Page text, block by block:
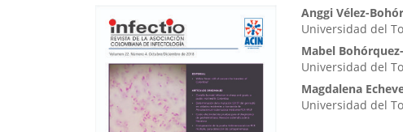
Barra
lateral
del
artículo
principal
del
artículo
Anggi Vélez-
Universidad del
Mabel
Universidad del
Magdalena
Universidad del